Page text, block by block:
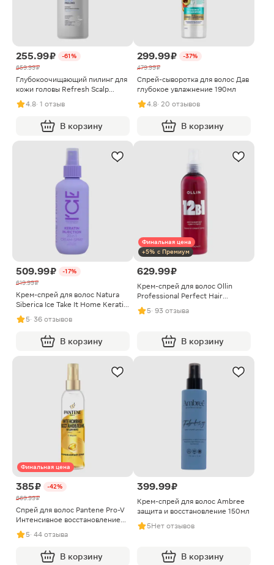
255.99 ₽
-61%
659.99 ₽
Глубокоочищающий пилинг для
кожи головы Refresh Scalp
Natura Siberica Lab Biome 150мл
4.8· 1 отзыв
В корзину
299.99 ₽
-37%
479.99 ₽
Спрей-сыворотка для волос Дав
глубокое увлажнение 190мл
4.8· 20 отзывов
В корзину
509.99 ₽
-17%
619.99 ₽
Крем-спрей для волос Natura
Siberica Ice Take It Home Keratin
Injection 20в1 200мл
5· 36 отзывов
В корзину
Финальная цена
+5% с Премиум
629.99 ₽
Крем-спрей для волос Ollin
Professional Perfect Hair
несмываемый 12в1 250мл
5· 93 отзыва
В корзину
Финальная цена
385 ₽
-42%
669.99 ₽
Спрей для волос Pantene Pro-V
Интенсивное восстановление
150мл
5· 44 отзыва
В корзину
399.99 ₽
Крем-спрей для волос Ambree
защита и восстановление 150мл
5Нет отзывов
В корзину